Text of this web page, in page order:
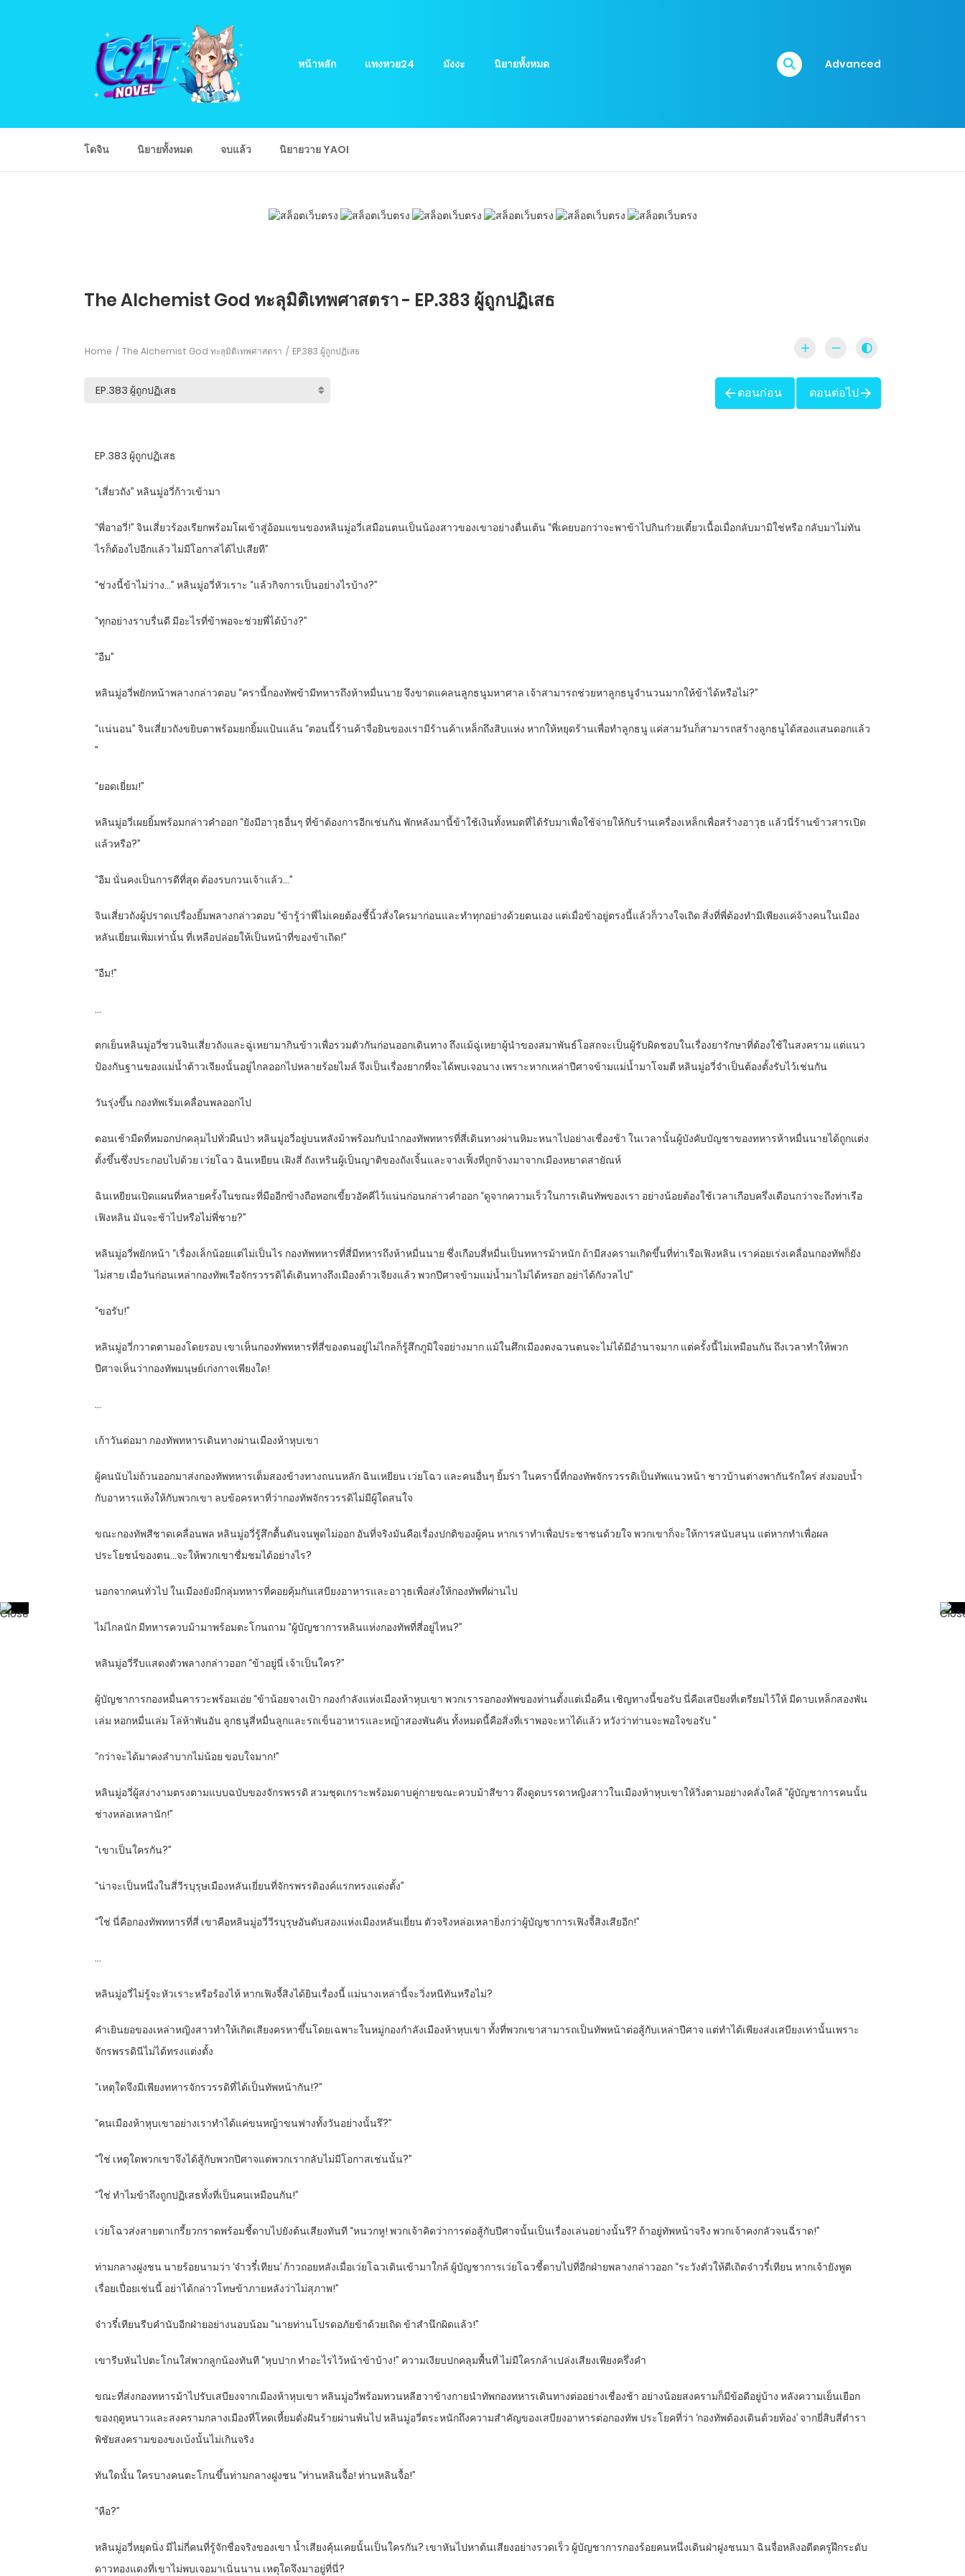
หน้าหลัก แทงหวย24 มังงะ นิยายทั้งหมด Advanced
โดจิน นิยายทั้งหมด จบแล้ว นิยายวาย YAOI
The Alchemist God ทะลุมิติเทพศาสตรา - EP.383 ผู้ถูกปฏิเสธ
Home The Alchemist God ทะลุมิติเทพศาสตรา EP.383 ผู้ถูกปฏิเสธ
ตอนก่อน ตอนต่อไป
EP.383 ผู้ถูกปฏิเสธ
“เสี่ยวถัง” หลินมู่อวี่ก้าวเข้ามา
“พี่อาอวี่!” จินเสี่ยวร้องเรียกพร้อมโผเข้าสู่อ้อมแขนของหลินมู่อวี่เสมือนตนเป็นน้องสาวของเขาอย่างตื่นเต้น “พี่เคยบอกว่าจะพาข้าไปกินก๋วยเตี๋ยวเนื้อเมื่อกลับมามิใช่หรือ กลับมาไม่ทัน
ไรก็ต้องไปอีกแล้ว ไม่มีโอกาสได้ไปเสียที”
“ช่วงนี้ข้าไม่ว่าง…” หลินมู่อวี่หัวเราะ “แล้วกิจการเป็นอย่างไรบ้าง?”
“ทุกอย่างราบรื่นดี มีอะไรที่ข้าพอจะช่วยพี่ได้บ้าง?”
“อืม”
หลินมู่อวี่พยักหน้าพลางกล่าวตอบ “ครานี้กองทัพข้ามีทหารถึงห้าหมื่นนาย จึงขาดแคลนลูกธนูมหาศาล เจ้าสามารถช่วยหาลูกธนูจำนวนมากให้ข้าได้หรือไม่?”
“แน่นอน” จินเสี่ยวถังขยิบตาพร้อมยกยิ้มแป้นแล้น “ตอนนี้ร้านค้าจื่อยินของเรามีร้านค้าเหล็กถึงสิบแห่ง หากให้หยุดร้านเพื่อทำลูกธนู แค่สามวันก็สามารถสร้างลูกธนูได้สองแสนดอกแล้ว
”
“ยอดเยี่ยม!”
หลินมู่อวี่เผยยิ้มพร้อมกล่าวคำออก “ยังมีอาวุธอื่นๆ ที่ข้าต้องการอีกเช่นกัน พักหลังมานี้ข้าใช้เงินทั้งหมดที่ได้รับมาเพื่อใช้จ่ายให้กับร้านเครื่องเหล็กเพื่อสร้างอาวุธ แล้วนี่ร้านข้าวสารเปิด
แล้วหรือ?”
“อืม นั่นคงเป็นการดีที่สุด ต้องรบกวนเจ้าแล้ว…”
จินเสี่ยวถังผู้ปราดเปรื่องยิ้มพลางกล่าวตอบ “ข้ารู้ว่าพี่ไม่เคยต้องชี้นิ้วสั่งใครมาก่อนและทำทุกอย่างด้วยตนเอง แต่เมื่อข้าอยู่ตรงนี้แล้วก็วางใจเถิด สิ่งที่พี่ต้องทำมีเพียงแค่จ้างคนในเมือง
หลันเยี่ยนเพิ่มเท่านั้น ที่เหลือปล่อยให้เป็นหน้าที่ของข้าเถิด!”
“อืม!”
…
ตกเย็นหลินมู่อวี่ชวนจินเสี่ยวถังและฉู่เหยามากินข้าวเพื่อรวมตัวกันก่อนออกเดินทาง ถึงแม้ฉู่เหยาผู้นำของสมาพันธ์โอสถจะเป็นผู้รับผิดชอบในเรื่องยารักษาที่ต้องใช้ในสงคราม แต่แนว
ป้องกันฐานของแม่น้ำต้าวเจียงนั้นอยู่ไกลออกไปหลายร้อยไมล์ จึงเป็นเรื่องยากที่จะได้พบเจอนาง เพราะหากเหล่าปีศาจข้ามแม่น้ำมาโจมตี หลินมู่อวี่จำเป็นต้องตั้งรับไว้เช่นกัน
วันรุ่งขึ้น กองทัพเริ่มเคลื่อนพลออกไป
ตอนเช้ามืดที่หมอกปกคลุมไปทั่วผืนป่า หลินมู่อวี่อยู่บนหลังม้าพร้อมกับนำกองทัพทหารที่สี่เดินทางผ่านหิมะหนาไปอย่างเชื่องช้า ในเวลานั้นผู้บังคับบัญชาของทหารห้าหมื่นนายได้ถูกแต่ง
ตั้งขึ้นซึ่งประกอบไปด้วย เว่ยโฉว ฉินเหยียน เฝิงสี่ ถังเหรินผู้เป็นญาติของถังเจิ้นและจางเฟิ้งที่ถูกจ้างมาจากเมืองหยาดสายัณห์
ฉินเหยียนเปิดแผนที่หลายครั้งในขณะที่มืออีกข้างถือหอกเขี้ยวอัคคีไว้แน่นก่อนกล่าวคำออก “ดูจากความเร็วในการเดินทัพของเรา อย่างน้อยต้องใช้เวลาเกือบครึ่งเดือนกว่าจะถึงท่าเรือ
เฟิงหลิน มันจะช้าไปหรือไม่พี่ชาย?”
หลินมู่อวี่พยักหน้า “เรื่องเล็กน้อยแต่ไม่เป็นไร กองทัพทหารที่สี่มีทหารถึงห้าหมื่นนาย ซึ่งเกือบสี่หมื่นเป็นทหารม้าหนัก ถ้ามีสงครามเกิดขึ้นที่ท่าเรือเฟิงหลิน เราค่อยเร่งเคลื่อนกองทัพก็ยัง
ไม่สาย เมื่อวันก่อนเหล่ากองทัพเรือจักรวรรดิได้เดินทางถึงเมืองต้าวเจียงแล้ว พวกปีศาจข้ามแม่น้ำมาไม่ได้หรอก อย่าได้กังวลไป”
“ขอรับ!”
หลินมู่อวี่กวาดตามองโดยรอบ เขาเห็นกองทัพทหารที่สี่ของตนอยู่ไม่ไกลก็รู้สึกภูมิใจอย่างมาก แม้ในศึกเมืองตงฉวนตนจะไม่ได้มีอำนาจมาก แต่ครั้งนี้ไม่เหมือนกัน ถึงเวลาทำให้พวก
ปีศาจเห็นว่ากองทัพมนุษย์เก่งกาจเพียงใด!
…
เก้าวันต่อมา กองทัพทหารเดินทางผ่านเมืองห้าหุบเขา
ผู้คนนับไม่ถ้วนออกมาส่งกองทัพทหารเต็มสองข้างทางถนนหลัก ฉินเหยียน เว่ยโฉว และคนอื่นๆ ยิ้มร่า ในครานี้ที่กองทัพจักรวรรดิเป็นทัพแนวหน้า ชาวบ้านต่างพากันรักใคร่ ส่งมอบน้ำ
กับอาหารแห้งให้กับพวกเขา ลบข้อครหาที่ว่ากองทัพจักรวรรดิไม่มีผู้ใดสนใจ
ขณะกองทัพสีชาดเคลื่อนพล หลินมู่อวี่รู้สึกตื้นตันจนพูดไม่ออก อันที่จริงมันคือเรื่องปกติของผู้คน หากเราทำเพื่อประชาชนด้วยใจ พวกเขาก็จะให้การสนับสนุน แต่หากทำเพื่อผล
ประโยชน์ของตน…จะให้พวกเขาชื่มชมได้อย่างไร?
นอกจากคนทั่วไป ในเมืองยังมีกลุ่มทหารที่คอยคุ้มกันเสบียงอาหารและอาวุธเพื่อส่งให้กองทัพที่ผ่านไป
ไม่ไกลนัก มีทหารควบม้ามาพร้อมตะโกนถาม “ผู้บัญชาการหลินแห่งกองทัพที่สี่อยู่ไหน?”
หลินมู่อวี่รีบแสดงตัวพลางกล่าวออก “ข้าอยู่นี่ เจ้าเป็นใคร?”
ผู้บัญชาการกองหมื่นคารวะพร้อมเอ่ย “ข้าน้อยจางเป้า กองกำลังแห่งเมืองห้าหุบเขา พวกเรารอกองทัพของท่านตั้งแต่เมื่อคืน เชิญทางนี้ขอรับ นี่คือเสบียงที่เตรียมไว้ให้ มีดาบเหล็กสองพัน
เล่ม หอกหมื่นเล่ม โล่ห้าพันอัน ลูกธนูสี่หมื่นลูกและรถเข็นอาหารและหญ้าสองพันคัน ทั้งหมดนี้คือสิ่งที่เราพอจะหาได้แล้ว หวังว่าท่านจะพอใจขอรับ ”
“กว่าจะได้มาคงลำบากไม่น้อย ขอบใจมาก!”
หลินมู่อวี่ผู้สง่างามตรงตามแบบฉบับของจักรพรรดิ สวมชุดเกราะพร้อมดาบคู่กายขณะควบม้าสีขาว ดึงดูดบรรดาหญิงสาวในเมืองห้าหุบเขาให้วิ่งตามอย่างคลั่งใคล้ “ผู้บัญชาการคนนั้น
ช่างหล่อเหลานัก!”
“เขาเป็นใครกัน?”
“น่าจะเป็นหนึ่งในสี่วีรบุรุษเมืองหลันเยี่ยนที่จักรพรรดิองค์แรกทรงแต่งตั้ง”
“ใช่ นี่คือกองทัพทหารที่สี่ เขาคือหลินมู่อวี่วีรบุรุษอันดับสองแห่งเมืองหลันเยี่ยน ตัวจริงหล่อเหลายิ่งกว่าผู้บัญชาการเฟิงจี้สิงเสียอีก!”
…
หลินมู่อวี่ไม่รู้จะหัวเราะหรือร้องไห้ หากเฟิงจี้สิงได้ยินเรื่องนี้ แม่นางเหล่านี้จะวิ่งหนีทันหรือไม่?
คำเยินยอของเหล่าหญิงสาวทำให้เกิดเสียงครหาขึ้นโดยเฉพาะในหมู่กองกำลังเมืองห้าหุบเขา ทั้งที่พวกเขาสามารถเป็นทัพหน้าต่อสู้กับเหล่าปีศาจ แต่ทำได้เพียงส่งเสบียงเท่านั้นเพราะ
จักรพรรดินีไม่ได้ทรงแต่งตั้ง
“เหตุใดจึงมีเพียงทหารจักรวรรดิที่ได้เป็นทัพหน้ากัน!?”
“คนเมืองห้าหุบเขาอย่างเราทำได้แค่ขนหญ้าขนฟางทั้งวันอย่างนั้นรึ?”
“ใช่ เหตุใดพวกเขาจึงได้สู้กับพวกปีศาจแต่พวกเรากลับไม่มีโอกาสเช่นนั้น?”
“ใช่ ทำไมข้าถึงถูกปฏิเสธทั้งที่เป็นคนเหมือนกัน!”
เว่ยโฉวส่งสายตาเกรี้ยวกราดพร้อมชี้ดาบไปยังต้นเสียงทันที “หนวกหู! พวกเจ้าคิดว่าการต่อสู้กับปีศาจนั้นเป็นเรื่องเล่นอย่างนั้นรึ? ถ้าอยู่ทัพหน้าจริง พวกเจ้าคงกลัวจนฉี่ราด!”
ท่ามกลางฝูงชน นายร้อยนามว่า ‘จ๋าวรี๋เทียน’ ก้าวถอยหลังเมื่อเว่ยโฉวเดินเข้ามาใกล้ ผู้บัญชาการเว่ยโฉวชี้ดาบไปที่อีกฝ่ายพลางกล่าวออก “ระวังตัวให้ดีเถิดจ๋าวรี๋เทียน หากเจ้ายังพูด
เรื่อยเปื่อยเช่นนี้ อย่าได้กล่าวโทษข้าภายหลังว่าไม่สุภาพ!”
จ๋าวรี๋เทียนรีบคำนับอีกฝ่ายอย่างนอบน้อม “นายท่านโปรดอภัยข้าด้วยเถิด ข้าสำนึกผิดแล้ว!”
เขารีบหันไปตะโกนใส่พวกลูกน้องทันที “หุบปาก ทำอะไรไว้หน้าข้าบ้าง!” ความเงียบปกคลุมพื้นที่ ไม่มีใครกล้าเปล่งเสียงเพียงครึ่งคำ
ขณะที่ส่งกองทหารม้าไปรับเสบียงจากเมืองห้าหุบเขา หลินมู่อวี่พร้อมทวนหลีฮวาข้างกายนำทัพกองทหารเดินทางต่ออย่างเชื่องช้า อย่างน้อยสงครามก็มีข้อดีอยู่บ้าง หลังความเย็นเยือก
ของฤดูหนาวและสงครามกลางเมืองที่โหดเหี้ยมดั่งฝันร้ายผ่านพ้นไป หลินมู่อวี่ตระหนักถึงความสำคัญของเสบียงอาหารต่อกองทัพ ประโยคที่ว่า ‘กองทัพต้องเดินด้วยท้อง’ จากยี่สิบสี่ตำรา
พิชัยสงครามของขงเบ้งนั้นไม่เกินจริง
ทันใดนั้น ใครบางคนตะโกนขึ้นท่ามกลางฝูงชน “ท่านหลินจื้อ! ท่านหลินจื้อ!”
“หือ?”
หลินมู่อวี่หยุดนิ่ง มีไม่กี่คนที่รู้จักชื่อจริงของเขา น้ำเสียงคุ้นเคยนั้นเป็นใครกัน? เขาหันไปหาต้นเสียงอย่างรวดเร็ว ผู้บัญชาการกองร้อยคนหนึ่งเดินฝ่าฝูงชนมา ฉินจื่อหลิงอดีตครูฝึกระดับ
ดาวทองแดงที่เขาไม่พบเจอมาเนิ่นนาน เหตุใดจึงมาอยู่ที่นี่?